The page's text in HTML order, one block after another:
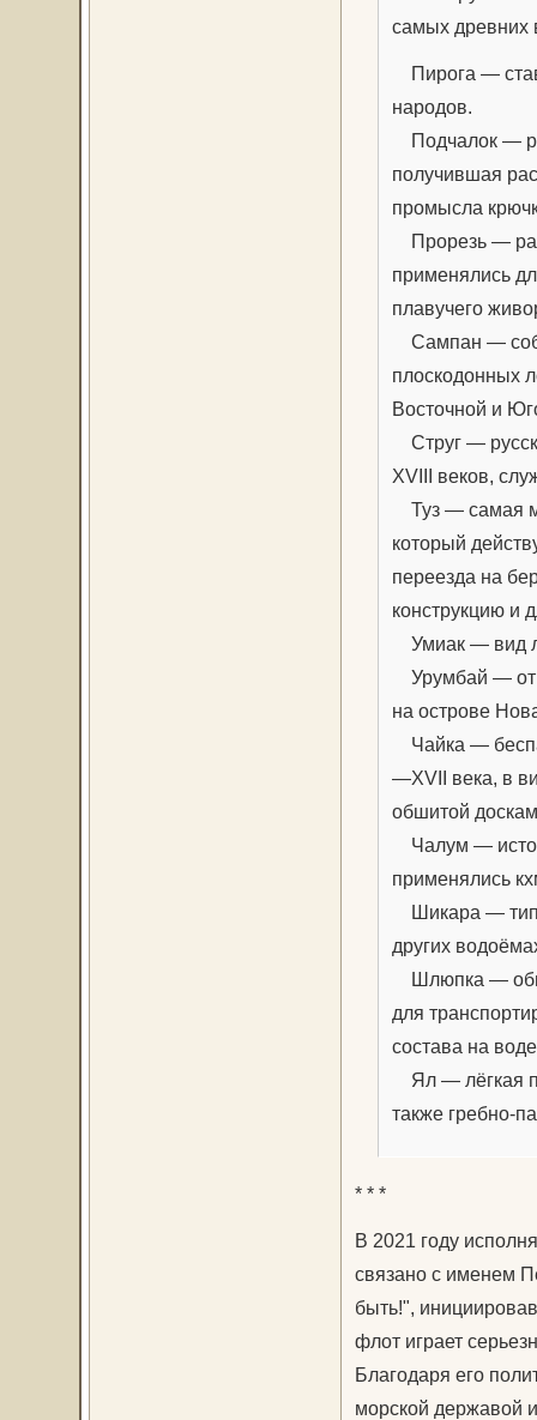
самых древних
Пирога —
народов.
Подчалок —
получившая
промысла
Прорезь —
применялись
плавучего
Сампан —
плоскодонных
Восточной и
Струг —
XVIII веков,
Туз — самая
который
переезда на
конструкцию и
Умиак — вид
Урумбай —
на острове
Чайка —
—XVII века, в
обшитой
Чалум —
применялись
Шикара — тип
других
Шлюпка —
для
состава на
Ял — лёгкая
также гребно-
* * *
В 2021 году
связано с именем
быть!",
флот играет
Благодаря его
морской державой